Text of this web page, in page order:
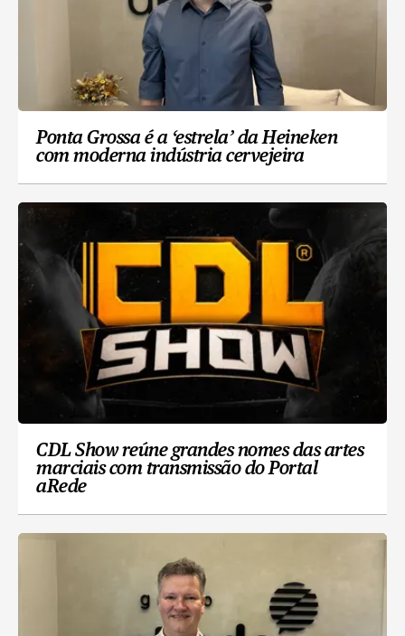
Ponta Grossa é a ‘estrela’ da Heineken
com moderna indústria cervejeira
CDL Show reúne grandes nomes das artes
marciais com transmissão do Portal
aRede